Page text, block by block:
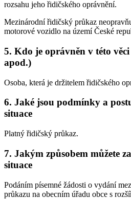
rozsahu jeho řidičského oprávnění.
Mezinárodní řidičský průkaz
motorové vozidlo na území České
5. Kdo je oprávněn v této
apod.)
Osoba, která je držitelem řidičského
6. Jaké jsou podmínky a
situace
Platný řidičský průkaz.
7. Jakým způsobem můžete
situace
Podáním písemné žádosti o vydání
průkazu na obecním úřadu obce s